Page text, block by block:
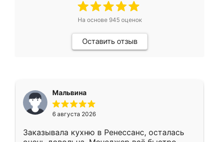
На основе 945оценок
Оставить отзыв
Мальвина
6 августа 2026
Заказывала кухню в Ренессанс, осталась